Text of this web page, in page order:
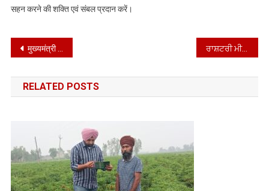
सहन करने की शक्ति एवं संबल प्रदान करें।
Post
navigation
मुख्यमंत्री भगवंत सिंह मान के नेतृत्व वाली कैबिनेट की ओर से लैंड पूलिंग के लाभों में वृद्धि ਰਾਸ਼ਟਰੀ ਮੀਡੀਆ ਗਰੁੱਪ ਆਜ ਤੱਕ ਆਮਣੇ ਸਾਹਮਣੇ ਵਲੋਂ ਕਰਵਾਇਆ ਰਾਜ ਪੱਧਰੀ ਸਮਾਰੋਹ
RELATED POSTS